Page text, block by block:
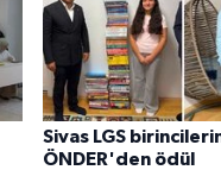
Sivas LGS
ÖNDER'den ödül